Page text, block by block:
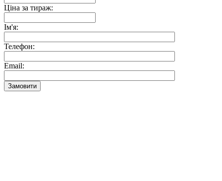
Ціна за тираж:
Ім'я:
Телефон:
Email:
Замовити